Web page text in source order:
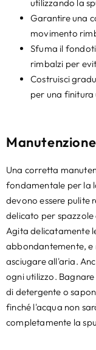
utilizzando la
Garantire una
movimento
Sfuma il
rimbalzi per
Costruisci
per una
Una corretta
fondamentale per la
devono essere pulite
delicato per
Agita delicatamente
abbondantemente, e
asciugare all'aria.
ogni utilizzo.
di detergente o
finché l'acqua non
completamente la